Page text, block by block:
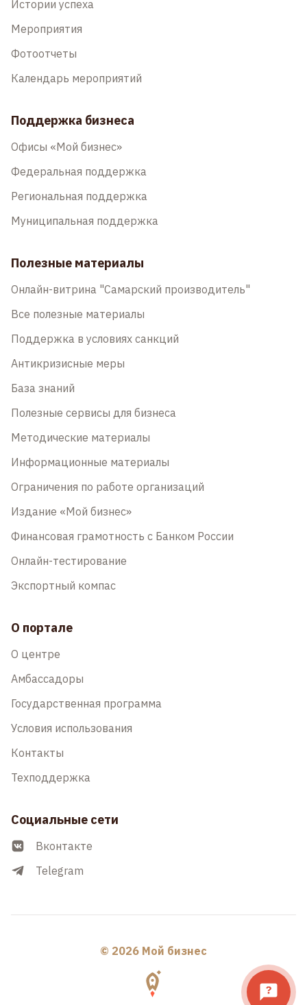
Истории успеха
Мероприятия
Фотоотчеты
Календарь мероприятий
Поддержка бизнеса
Офисы «Мой бизнес»
Федеральная поддержка
Региональная поддержка
Муниципальная поддержка
Полезные материалы
Онлайн-витрина "Самарский производитель"
Все полезные материалы
Поддержка в условиях санкций
Антикризисные меры
База знаний
Полезные сервисы для бизнеса
Методические материалы
Информационные материалы
Ограничения по работе организаций
Издание «Мой бизнес»
Финансовая грамотность с Банком России
Онлайн-тестирование
Экспортный компас
О портале
О центре
Амбассадоры
Государственная программа
Условия использования
Контакты
Техподдержка
Социальные сети
Вконтакте
Telegram
© 2026 Мой бизнес